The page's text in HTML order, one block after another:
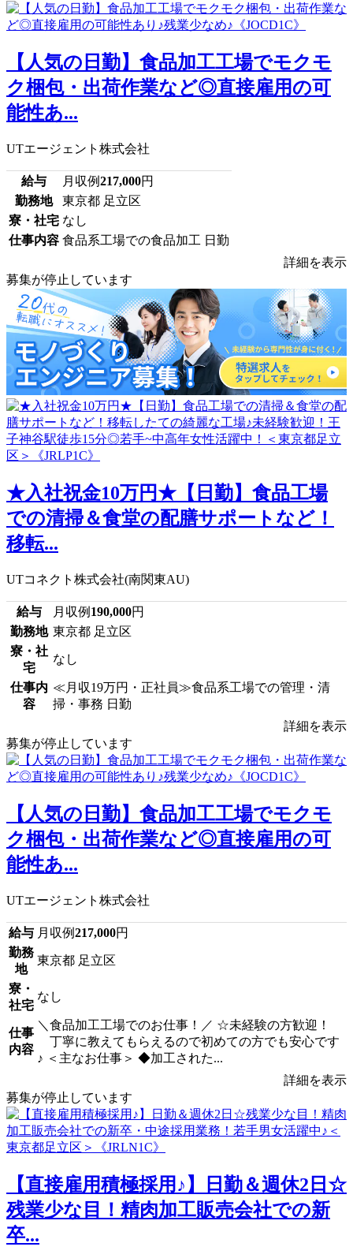
【人気の日勤】食品加工工場でモクモ
ク梱包・出荷作業など◎直接雇用の可
能性あ...
UTエージェント株式会社
給与 月収例217,000円
勤務地
東京都 足立区
寮・社宅 なし
仕事内容 食品系工場での食品加工 日勤
詳細を表示
募集が停止しています
★入社祝金10万円★【日勤】食品工場
での清掃＆食堂の配膳サポートなど！
移転...
UTコネクト株式会社(南関東AU)
給与 月収例 190,000円
勤務地 東京都 足立区
寮・社
宅
なし
仕事内
容
≪月収19万円・正社員≫食品系工場での管理・清
掃・事務 日勤
詳細を表示
募集が停止しています
【人気の日勤】食品加工工場でモクモ
ク梱包・出荷作業など◎直接雇用の可
能性あ...
UTエージェント株式会社
給与 月収例217,000円
勤務
地
東京都 足立区
寮・
社宅
なし
仕事
内容
＼食品加工工場でのお仕事！／ ☆未経験の方歓迎！
丁寧に教えてもらえるので初めての方でも安心です
♪ ＜主なお仕事＞ ◆加工された...
詳細を表示
募集が停止しています
【直接雇用積極採用♪】日勤＆週休2日☆
残業少な目！精肉加工販売会社での新
卒...